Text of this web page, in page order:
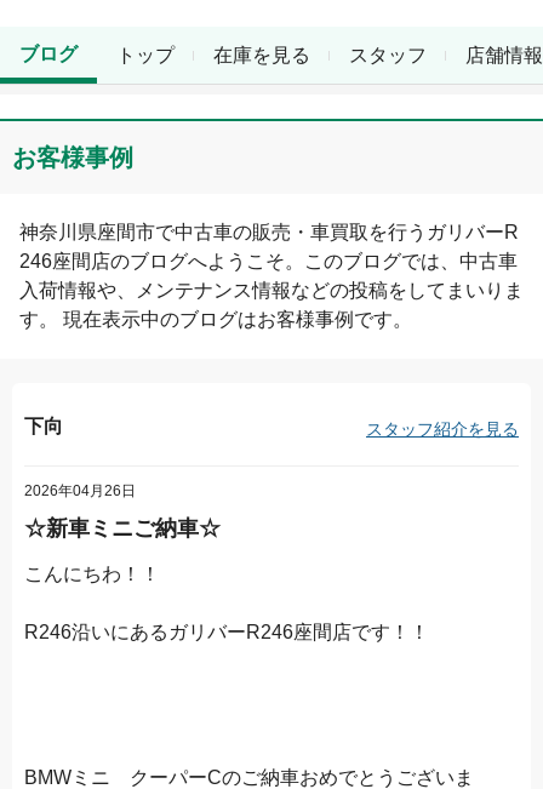
トップ 在庫を見る スタッフ 店舗情報
ブログ
お客様事例
神奈川県座間市で中古車の販売・車買取を行う ガリバーR
246座間店のブログへようこそ。このブログでは、中古車
入荷情報や、メンテナンス情報などの投稿をしてまいりま
す。 現在表示中のブログはお客様事例 です。
下向 スタッフ紹介を見る
2026年04月26日
☆新車ミニご納車☆
こんにちわ！！
R246沿いにあるガリバーR246座間店です！！
BMWミニ クーパーCのご納車おめでとうございま